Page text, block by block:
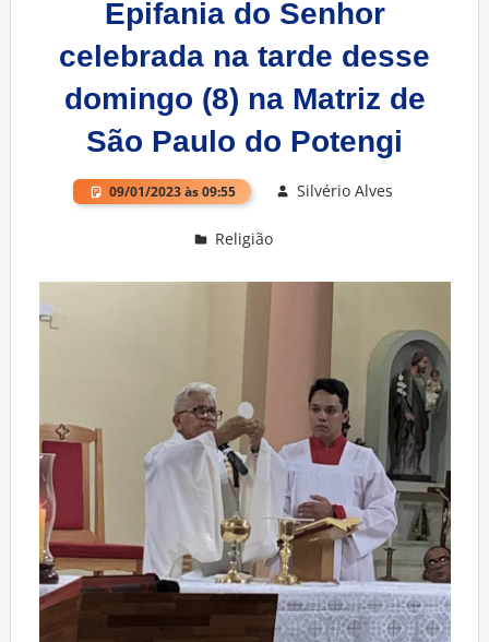
Epifania do Senhor
celebrada na tarde desse
domingo (8) na Matriz de
São Paulo do Potengi
09/01/2023 às 09:55 Silvério Alves
Religião